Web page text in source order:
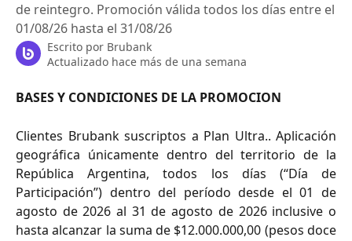
de reintegro. Promoción válida todos los días entre el
01/08/26 hasta el 31/08/26
Escrito por Brubank
Actualizado hace más de una semana
BASES Y CONDICIONES DE LA PROMOCION
Clientes Brubank suscriptos a Plan Ultra.. Aplicación
geográfica únicamente dentro del territorio de la
República Argentina, todos los días (“Día de
Participación”) dentro del período desde el 01 de
agosto de 2026 al 31 de agosto de 2026 inclusive o
hasta alcanzar la suma de $12.000.000,00 (pesos doce